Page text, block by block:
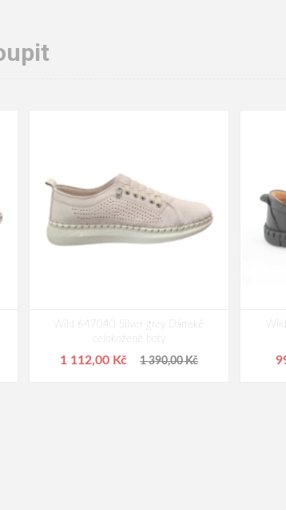
Wild 647040 Silver grey Dámské
celokožené boty
1 112,00 Kč 1 390,00 Kč